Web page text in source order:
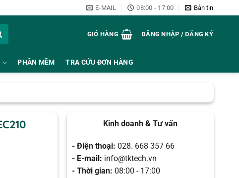
E-MAIL 08:00 - 17:00 Bản tin
GIỎ HÀNG ĐĂNG NHẬP / ĐĂNG KÝ
PHẦN MỀM TRA CỨU ĐƠN HÀNG
Kinh doanh & Tư vấn
- Điện thoại: 028. 668 357 66
- E-mail: info@tktech.vn
- Thời gian: 08:00 - 17:00